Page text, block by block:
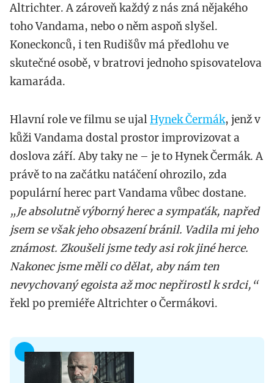
Altrichter. A zároveň každý z nás zná nějakého
toho Vandama, nebo o něm aspoň slyšel.
Koneckonců, i ten Rudišův má předlohu ve
skutečné osobě, v bratrovi jednoho spisovatelova
kamaráda.
Hlavní role ve filmu se ujalHynek Čermák, jenž v
kůži Vandama dostal prostor improvizovat a
doslova září. Aby taky ne – je to Hynek Čermák. A
právě to na začátku natáčení ohrozilo, zda
populární herec part Vandama vůbec dostane.
„Je absolutně výborný herec a sympaťák, napřed
jsem se však jeho obsazení bránil. Vadila mi jeho
známost. Zkoušeli jsme tedy asi rok jiné herce.
Nakonec jsme měli co dělat, aby nám ten
nevychovaný egoista až moc nepřirostl k srdci,“
řekl po premiéře Altrichter o Čermákovi.